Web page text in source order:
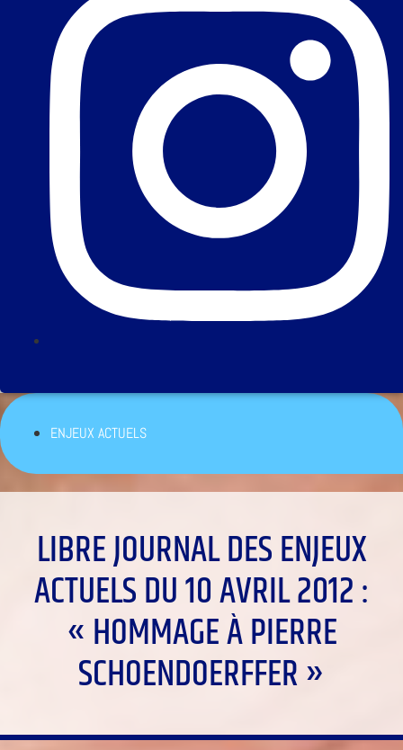
ENJEUX ACTUELS
LIBRE JOURNAL DES ENJEUX
ACTUELS DU 10 AVRIL 2012 :
« HOMMAGE À PIERRE
SCHOENDOERFFER »